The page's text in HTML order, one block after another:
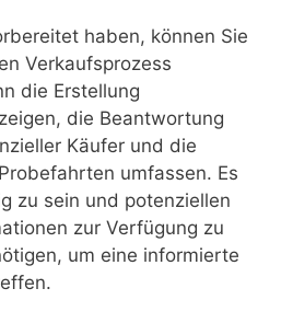
haben, können Sie
Verkaufsprozess
die Erstellung
die Beantwortung
Käufer und die
umfassen. Es
zu sein und potenziellen
zur Verfügung zu
um eine informierte